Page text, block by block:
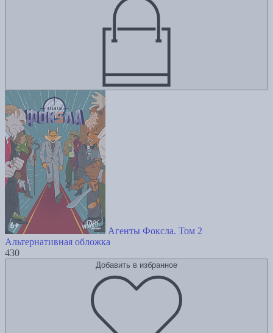
Агенты Фоксла. Том 2
Альтернативная обложка
430
Добавить в избранное